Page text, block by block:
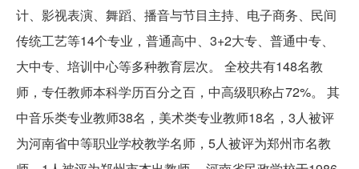
计、影视表演、舞蹈、播音与节目主持、电子商务、民间
传统工艺等14个专业，普通高中、3+2大专、普通中专、
大中专、培训中心等多种教育层次。 全校共有148名教
师，专任教师本科学历百分之百，中高级职称占72%。 其
中音乐类专业教师38名，美术类专业教师18名，3人被评
为河南省中等职业学校教学名师，5人被评为郑州市名教